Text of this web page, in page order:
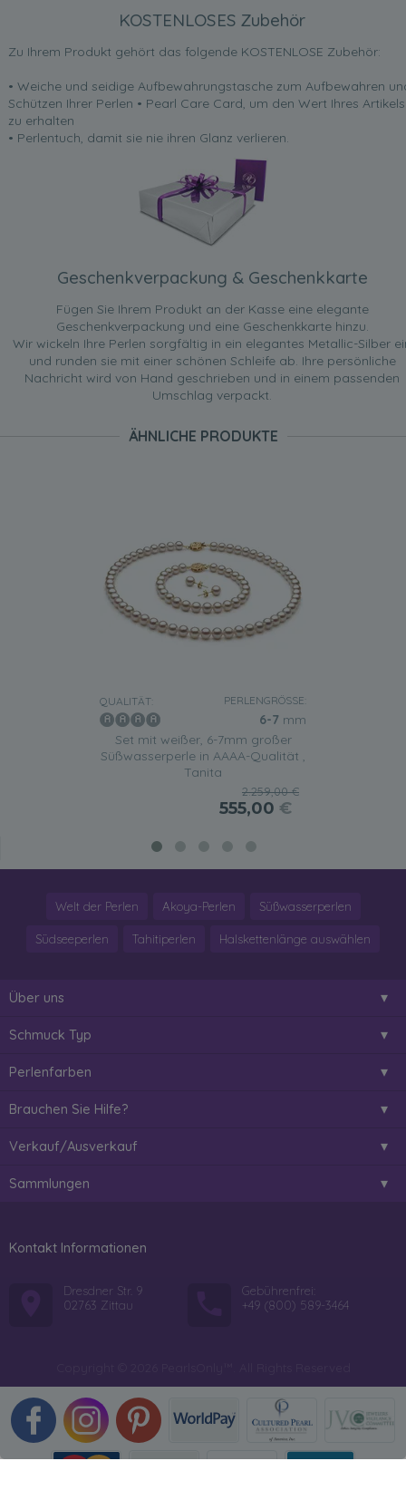
KOSTENLOSES Zubehör
Zu Ihrem Produkt gehört das folgende KOSTENLOSE Zubehör:
• Weiche und seidige Aufbewahrungstasche zum Aufbewahren
Schützen Ihrer Perlen • Pearl Care Card, um den Wert Ihres Artikels
zu erhalten
• Perlentuch, damit sie nie ihren Glanz verlieren.
Geschenkverpackung & Geschenkkarte
Fügen Sie Ihrem Produkt an der Kasse eine elegante
Geschenkverpackung und eine Geschenkkarte hinzu.
Wir wickeln Ihre Perlen sorgfältig in ein elegantes Metallic-Silber
und runden sie mit einer schönen Schleife ab. Ihre persönliche
Nachricht wird von Hand geschrieben und in einem passenden
Umschlag verpackt.
ÄHNLICHE PRODUKTE
QUALITÄT: PERLENGRÖSSE:
6-7 mm
Set mit weißer, 6-7mm großer
Süßwasserperle in AAAA-Qualität ,
Tanita
2.259,00 €
555,00 €
Welt der Perlen Akoya-Perlen Süßwasserperlen
Südseeperlen Tahitiperlen Halskettenlänge auswählen
Über uns
Schmuck Typ
Perlenfarben
Brauchen Sie Hilfe?
Verkauf/Ausverkauf
Sammlungen
Kontakt Informationen
Dresdner Str. 9
02763 Zittau
Gebührenfrei:
+49 (800) 589-3464